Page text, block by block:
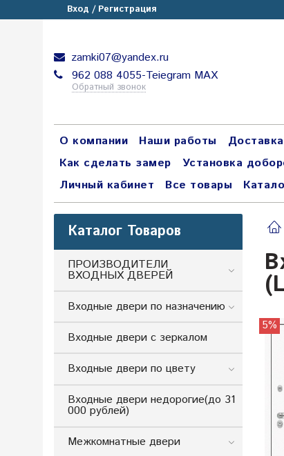
Вход / Регистрация
zamki07@yandex.ru
962 088 4055-Teiegram МАХ
Обратный звонок
О компании Наши работы Доставка
Как сделать замер
Установка
Личный кабинет
Все товары
5%
Каталог Товаров
ПРОИЗВОДИТЕЛИ
ВХОДНЫХ ДВЕРЕЙ
Входные двери по назначению
Входные двери с зеркалом
Входные двери по цвету
Входные двери недорогие(до 31
000 рублей)
Межкомнатные двери